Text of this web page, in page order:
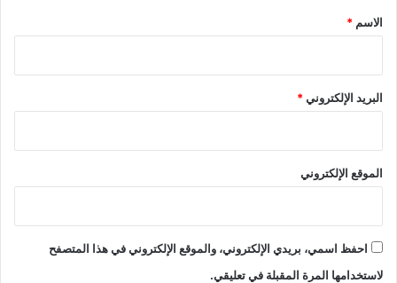
*
الاسم *
البريد الإلكتروني*
الموقع الإلكتروني
احفظ اسمي، بريدي الإلكتروني، والموقع الإلكتروني في هذا المتصفح
لاستخدامها المرة المقبلة في تعليقي.